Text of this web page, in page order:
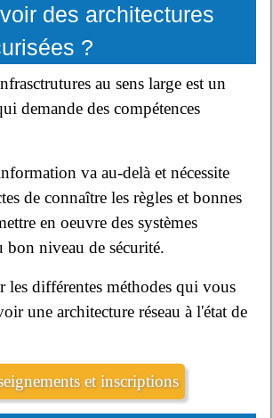
des architectures
?
au sens large est un
demande des compétences
va au-delà et nécessite
de connaître les règles et bonnes
en oeuvre des systèmes
niveau de sécurité.
les différentes méthodes qui vous
une architecture réseau à l'état de
et inscriptions